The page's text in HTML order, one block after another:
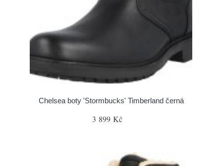
Chelsea boty 'Stormbucks' Timberland černá
3 899 Kč